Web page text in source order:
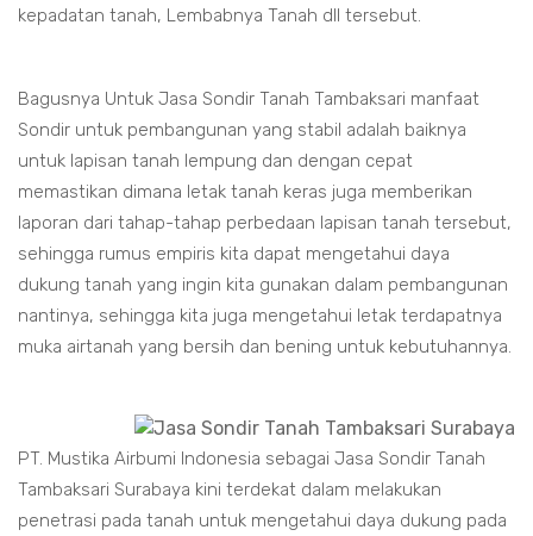
kepadatan tanah, Lembabnya Tanah dll tersebut.
Bagusnya Untuk Jasa Sondir Tanah Tambaksari manfaat
Sondir untuk pembangunan yang stabil adalah baiknya
untuk lapisan tanah lempung dan dengan cepat
memastikan dimana letak tanah keras juga memberikan
laporan dari tahap-tahap perbedaan lapisan tanah tersebut,
sehingga rumus empiris kita dapat mengetahui daya
dukung tanah yang ingin kita gunakan dalam pembangunan
nantinya, sehingga kita juga mengetahui letak terdapatnya
muka airtanah yang bersih dan bening untuk kebutuhannya.
PT. Mustika Airbumi Indonesia sebagai Jasa Sondir Tanah
Tambaksari Surabaya kini terdekat dalam melakukan
penetrasi pada tanah untuk mengetahui daya dukung pada